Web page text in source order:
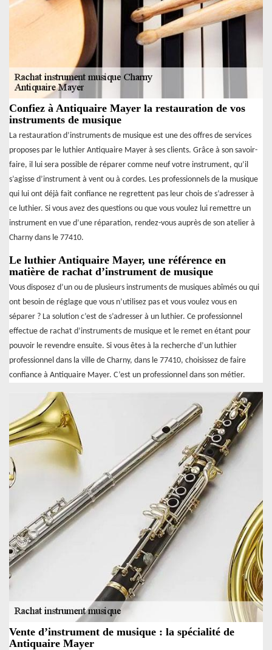
Confiez à Antiquaire Mayer la restauration de vos
instruments de musique
La restauration d’instruments de musique est une des offres de services
proposes par le luthier Antiquaire Mayer à ses clients. Grâce à son savoir-
faire, il lui sera possible de réparer comme neuf votre instrument, qu’il
s’agisse d’instrument à vent ou à cordes. Les professionnels de la musique
qui lui ont déjà fait confiance ne regrettent pas leur chois de s’adresser à
ce luthier. Si vous avez des questions ou que vous voulez lui remettre un
instrument en vue d’une réparation, rendez-vous auprès de son atelier à
Charny dans le 77410.
Le luthier Antiquaire Mayer, une référence en
matière de rachat d’instrument de musique
Vous disposez d’un ou de plusieurs instruments de musiques abîmés ou qui
ont besoin de réglage que vous n’utilisez pas et vous voulez vous en
séparer ? La solution c’est de s’adresser à un luthier. Ce professionnel
effectue de rachat d’instruments de musique et le remet en étant pour
pouvoir le revendre ensuite. Si vous êtes à la recherche d’un luthier
professionnel dans la ville de Charny, dans le 77410, choisissez de faire
confiance à Antiquaire Mayer. C’est un professionnel dans son métier.
Vente d’instrument de musique : la spécialité de
Antiquaire Mayer